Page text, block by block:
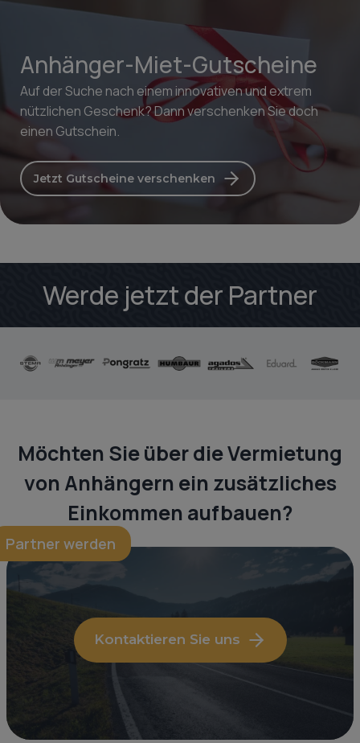
Anhänger-Miet-Gutscheine
Auf der Suche nach einem innovativen und extrem
nützlichen Geschenk? Dann verschenken Sie doch
einen Gutschein.
Jetzt Gutscheine verschenken
Werde jetzt der Partner
Möchten Sie über die Vermietung
von Anhängern ein zusätzliches
Einkommen aufbauen?
Kontaktieren Sie uns
Partner werden